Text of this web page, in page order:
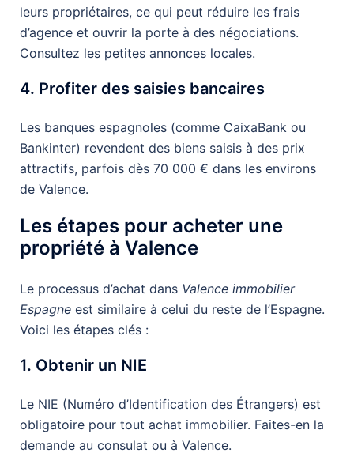
leurs propriétaires, ce qui peut réduire les frais
d’agence et ouvrir la porte à des négociations.
Consultez les petites annonces locales.
4. Profiter des saisies bancaires
Les banques espagnoles (comme CaixaBank ou
Bankinter) revendent des biens saisis à des prix
attractifs, parfois dès 70 000 € dans les environs
de Valence.
Les étapes pour acheter une
propriété à Valence
Le processus d’achat dans Valence immobilier
Espagne est similaire à celui du reste de l’Espagne.
Voici les étapes clés :
1. Obtenir un NIE
Le NIE (Numéro d’Identification des Étrangers) est
obligatoire pour tout achat immobilier. Faites-en la
demande au consulat ou à Valence.